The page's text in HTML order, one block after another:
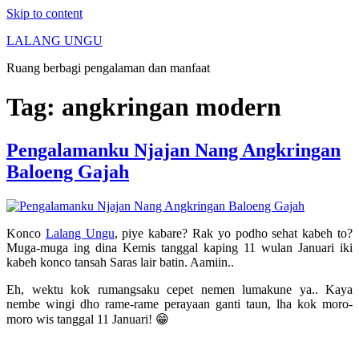
Skip to content
LALANG UNGU
Ruang berbagi pengalaman dan manfaat
Tag: angkringan modern
Pengalamanku Njajan Nang Angkringan
Baloeng Gajah
Konco Lalang Ungu, piye kabare? Rak yo podho sehat kabeh to?
Muga-muga ing dina Kemis tanggal kaping 11 wulan Januari iki
kabeh konco tansah Saras lair batin. Aamiin..
Eh, wektu kok rumangsaku cepet nemen lumakune ya.. Kaya
nembe wingi dho rame-rame perayaan ganti taun, lha kok moro-
moro wis tanggal 11 Januari! 😁